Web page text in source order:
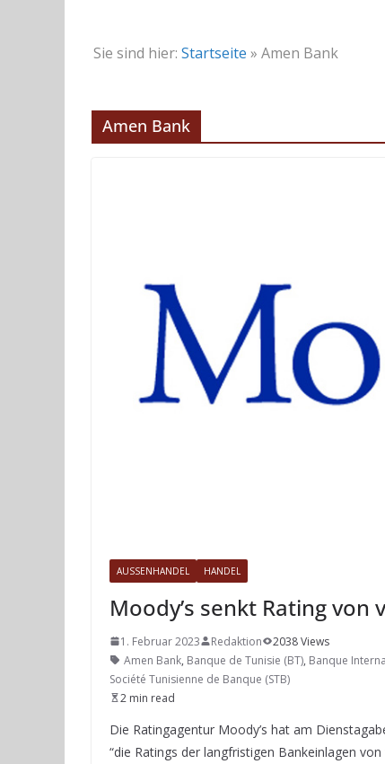
Sie sind hier: Startseite » Amen Bank
Amen Bank
AUSSENHANDEL HANDEL
Moody’s senkt Rating
1. Februar 2023 Redaktion
2038 Views
Amen Bank, Banque de Tunisie (BT), Banque
Société Tunisienne de Banque (STB)
2 min read
Die Ratingagentur Moody’s hat am
“die Ratings der langfristigen Bankeinlagen